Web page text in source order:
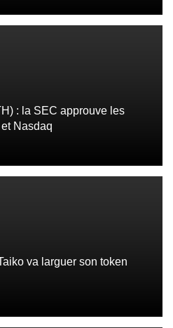
: la SEC approuve les
Nasdaq
va larguer son token